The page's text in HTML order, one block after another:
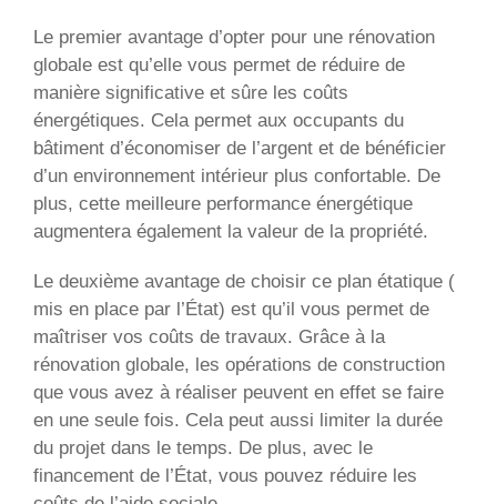
Le premier avantage d’opter pour une rénovation
globale est qu’elle vous permet de réduire de
manière significative et sûre les coûts
énergétiques. Cela permet aux occupants du
bâtiment d’économiser de l’argent et de bénéficier
d’un environnement intérieur plus confortable. De
plus, cette meilleure performance énergétique
augmentera également la valeur de la propriété.
Le deuxième avantage de choisir ce plan étatique (
mis en place par l’État) est qu’il vous permet de
maîtriser vos coûts de travaux. Grâce à la
rénovation globale, les opérations de construction
que vous avez à réaliser peuvent en effet se faire
en une seule fois. Cela peut aussi limiter la durée
du projet dans le temps. De plus, avec le
financement de l’État, vous pouvez réduire les